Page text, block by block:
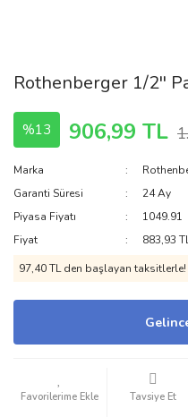
Rothenberger 1/2''
%13 906,99 TL
Marka
Garanti Süresi
24 Ay
Piyasa Fiyatı
1049.91
Fiyat
883,93
97,40 TL den başlayan taksitlerle!
Tavsiye Et